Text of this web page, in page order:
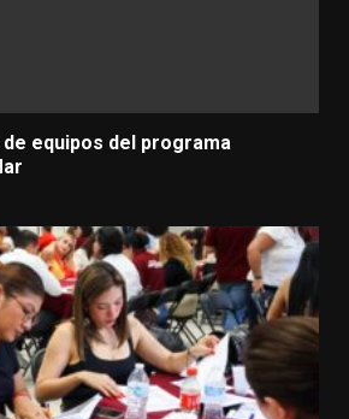
equipos del programa